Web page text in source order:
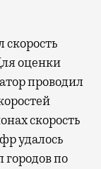
скорость
оценки
проводил
скорость
удалось
городов по